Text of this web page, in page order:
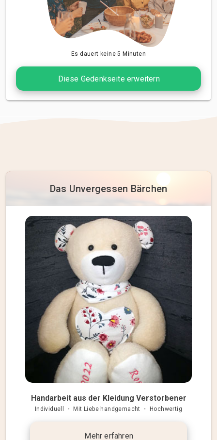
Es dauert keine 5 Minuten
Diese Gedenkseite erweitern
Das Unvergessen Bärchen
Handarbeit aus der Kleidung Verstorbener
Individuell ・ Mit Liebe handgemacht ・ Hochwertig
Mehr erfahren